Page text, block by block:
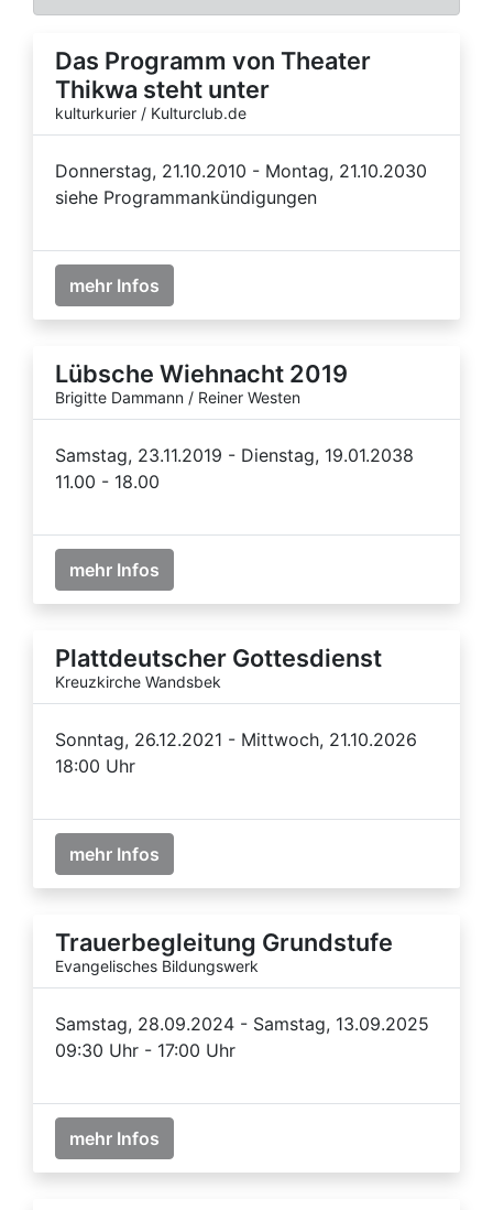
Das Programm von Theater
Thikwa steht unter
kulturkurier / Kulturclub.de
Donnerstag, 21.10.2010 - Montag, 21.10.2030
siehe Programmankündigungen
mehr Infos
Lübsche Wiehnacht 2019
Brigitte Dammann / Reiner Westen
Samstag, 23.11.2019 - Dienstag, 19.01.2038
11.00 - 18.00
mehr Infos
Plattdeutscher Gottesdienst
Kreuzkirche Wandsbek
Sonntag, 26.12.2021 - Mittwoch, 21.10.2026
18:00 Uhr
mehr Infos
Trauerbegleitung Grundstufe
Evangelisches Bildungswerk
Samstag, 28.09.2024 - Samstag, 13.09.2025
09:30 Uhr - 17:00 Uhr
mehr Infos